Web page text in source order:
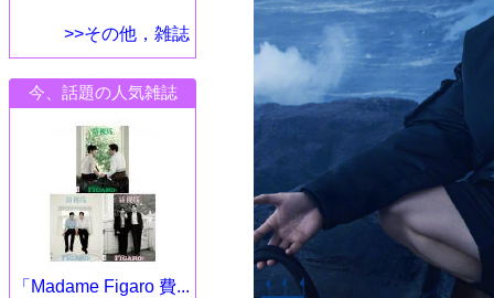
>>その他，雑誌
今、話題の人気雑誌
「Madame Figaro 費...